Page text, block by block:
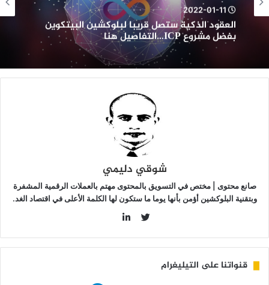
البيتكوين
بفضل
هنا
2022-01-11
العقود الذكية ستصل قريبا لبلوكشين البيتكوين
بفضل مشروع ICP…التفاصيل هنا
شوقي دليمي
صانع محتوى | مختص في التسويق بالمحتوى مهتم بالعملات الرقمية المشفرة
وبتقنية البلوكشين أؤمن بأنها يوما ما ستكون لها الكلمة الأعلى في اقتصاد الغد.
قنواتنا على التيليغرام